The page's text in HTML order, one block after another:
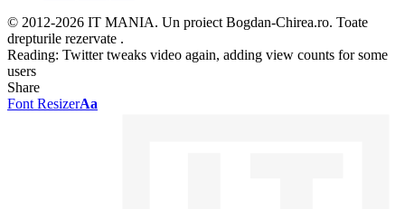
© 2012-2026 IT MANIA. Un proiect Bogdan-Chirea.ro. Toate
drepturile rezervate .
Reading: Twitter tweaks video again, adding view counts for some
users
Share
Font ResizerAa